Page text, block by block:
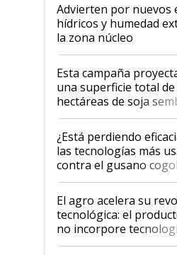
Advierten por nuevos
hídricos y humedad
la zona núcleo
Esta campaña
una superficie total de
hectáreas de soja
con una nueva
variedades que marcan
salto tecnológico en
rendimiento
¿Está perdiendo
las tecnologías más
contra el gusano
desafío de una
El agro acelera su
tecnológica: el
no incorpore
perder el tren"